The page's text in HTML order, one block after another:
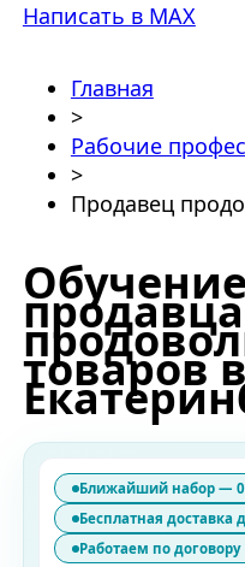
Написать в MAX
Главная
>
Рабочие
>
Продавец
продавца
товаров
Ближайший набор —
Бесплатная доставка
Работаем по договору